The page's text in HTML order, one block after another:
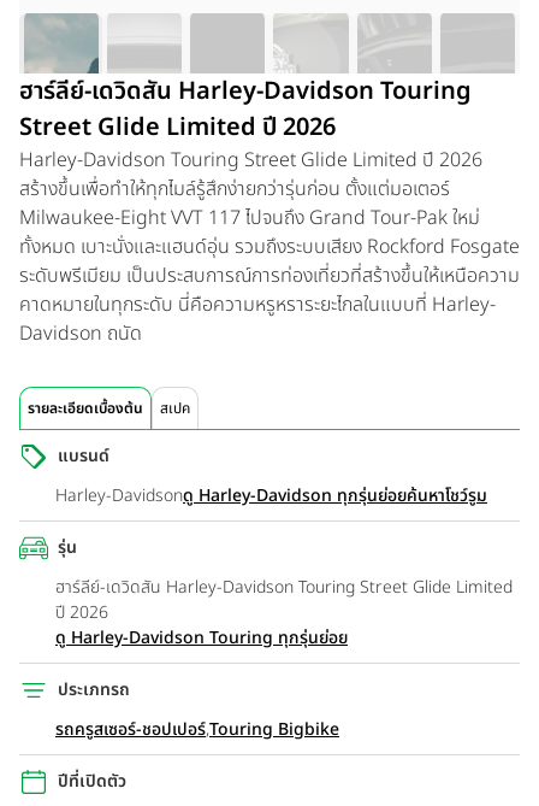
ฮาร์ลีย์-เดวิดสัน Harley-Davidson Touring
Street Glide Limited ปี 2026
Harley-Davidson Touring Street Glide Limited ปี 2026
สร้างขึ้นเพื่อทำให้ทุกไมล์รู้สึกง่ายกว่ารุ่นก่อน ตั้งแต่มอเตอร์
Milwaukee-Eight VVT 117 ไปจนถึง Grand Tour-Pak ใหม่
ทั้งหมด เบาะนั่งและแฮนด์อุ่น รวมถึงระบบเสียง Rockford Fosgate
ระดับพรีเมียม เป็นประสบการณ์การท่องเที่ยวที่สร้างขึ้นให้เหนือความ
คาดหมายในทุกระดับ นี่คือความหรูหราระยะไกลในแบบที่ Harley-
Davidson ถนัด
รายละเอียดเบื้องต้น สเปค
แบรนด์
Harley-Davidsonดู Harley-Davidson ทุกรุ่นย่อยค้นหาโชว์รูม
รุ่น
ฮาร์ลีย์-เดวิดสัน Harley-Davidson Touring Street Glide Limited
ปี 2026
ดู Harley-Davidson Touring ทุกรุ่นย่อย
ประเภทรถ
รถครูสเซอร์-ชอปเปอร์,Touring Bigbike
ปีที่เปิดตัว